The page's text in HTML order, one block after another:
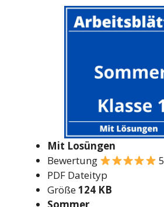
Mit Losüngen
Bewertung
PDF Dateityp
Größe124 KB